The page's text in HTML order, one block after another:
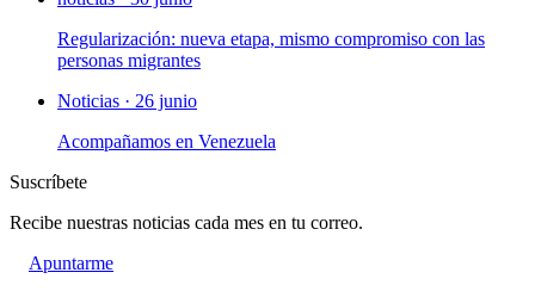
Regularización: nueva etapa, mismo compromiso con las
personas migrantes
Noticias · 26 junio
Acompañamos en Venezuela
Suscríbete
Recibe nuestras noticias cada mes en tu correo.
Apuntarme